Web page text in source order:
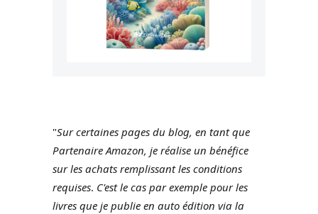
"Sur certaines pages du blog, en tant que
Partenaire Amazon, je réalise un bénéfice
sur les achats remplissant les conditions
requises. C'est le cas par exemple pour les
livres que je publie en auto édition via la